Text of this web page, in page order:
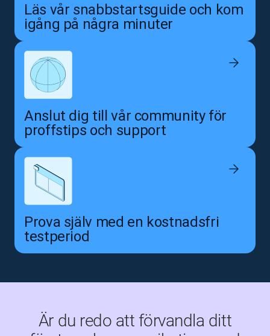
Läs vår snabbstartsguide och kom
igång på några minuter
Anslut dig till vår community för
proffstips och support
Prova själv med en kostnadsfri
testperiod
Är du redo att förvandla ditt